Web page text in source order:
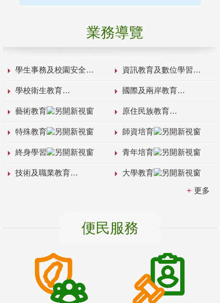
業務導覽
學生事務及校園安全 資訊教育及數位學習
學校衛生教育 國際及兩岸教育
藝術教育 原住民族教育
特殊教育 師資培育
終身學習 青年培育
技術及職業教育 大學教育
更多
便民服務